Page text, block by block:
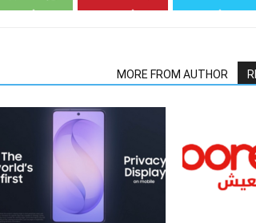
MORE FROM AUTHOR